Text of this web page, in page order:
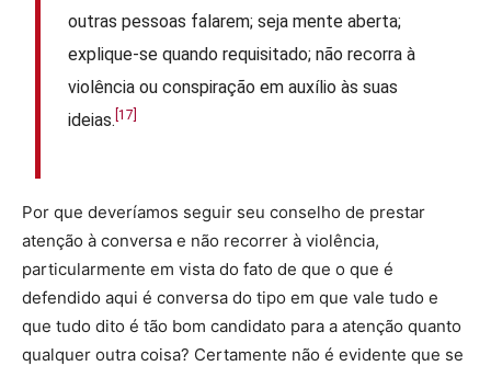
outras pessoas falarem; seja mente aberta;
explique-se quando requisitado; não recorra à
violência ou conspiração em auxílio às suas
ideias.[17]
Por que deveríamos seguir seu conselho de prestar
atenção à conversa e não recorrer à violência,
particularmente em vista do fato de que o que é
defendido aqui é conversa do tipo em que vale tudo e
que tudo dito é tão bom candidato para a atenção quanto
qualquer outra coisa? Certamente não é evidente que se